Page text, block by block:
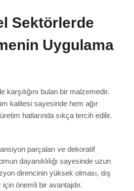
Sektörlerde
Uygulama
bulan bir malzemedir.
kalitesi sayesinde hem ağır
hatlarında sıkça tercih edilir.
parçaları ve dekoratif
dayanıklılığı sayesinde uzun
direncinin yüksek olması, dış
önemli bir avantajdır.